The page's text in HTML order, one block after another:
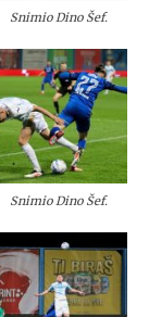
Snimio Dino Šef.
Snimio Dino Šef.